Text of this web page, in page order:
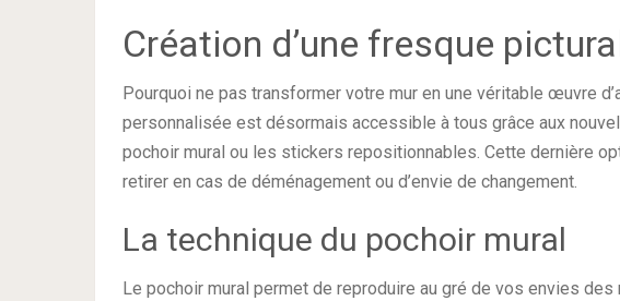
Création d’une fresque
Pourquoi ne pas transformer votre mur en une véritable œuvre
personnalisée est désormais accessible à tous grâce aux
pochoir mural ou les stickers repositionnables. Cette dernière
retirer en cas de déménagement ou d’envie de changement.
La technique du pochoir mural
Le pochoir mural permet de reproduire au gré de vos envies